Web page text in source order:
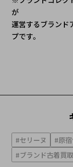
が
運営するブランド
プです。
#セリーヌ #原
#ブランド古着買